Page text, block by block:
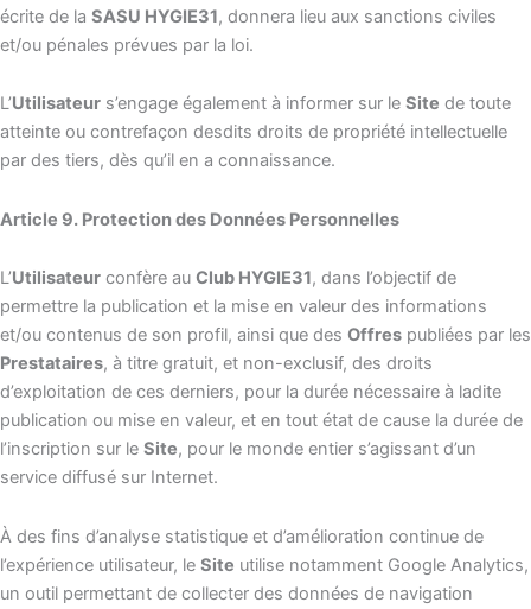
écrite de la SASU HYGIE31, donnera lieu aux sanctions civiles
et/ou pénales prévues par la loi.
L’Utilisateur s’engage également à informer sur le Site de toute
atteinte ou contrefaçon desdits droits de propriété intellectuelle
par des tiers, dès qu’il en a connaissance.
Article 9. Protection des Données Personnelles
L’Utilisateur confère au Club HYGIE31, dans l’objectif de
permettre la publication et la mise en valeur des informations
et/ou contenus de son profil, ainsi que des Offres publiées par les
Prestataires, à titre gratuit, et non-exclusif, des droits
d’exploitation de ces derniers, pour la durée nécessaire à ladite
publication ou mise en valeur, et en tout état de cause la durée de
l’inscription sur le Site, pour le monde entier s’agissant d’un
service diffusé sur Internet.
À des fins d’analyse statistique et d’amélioration continue de
l’expérience utilisateur, le Site utilise notamment Google Analytics,
un outil permettant de collecter des données de navigation